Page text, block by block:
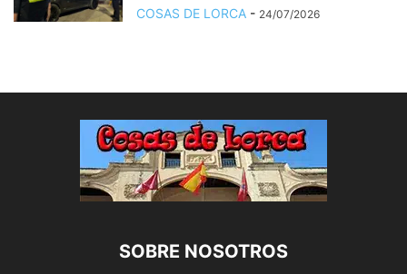
COSAS DE LORCA - 24/07/2026
SOBRE NOSOTROS